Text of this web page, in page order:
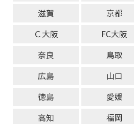
滋賀
京都
Ｃ大阪
FC大阪
奈良
鳥取
広島
山口
徳島
愛媛
高知
福岡